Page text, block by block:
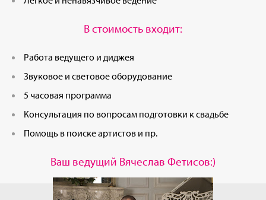
В стоимость входит:
Работа ведущего и диджея
Звуковое и световое оборудование
5 часовая программа
Консультация по вопросам подготовки к свадьбе
Помощь в поиске артистов и пр.
Ваш ведущий Вячеслав Фетисов:)